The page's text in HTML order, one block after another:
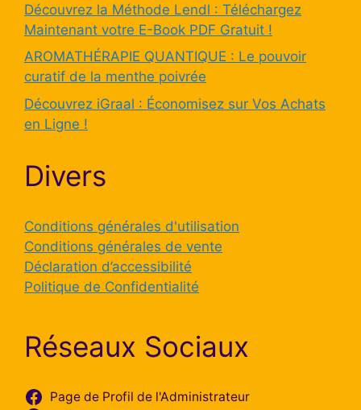
Découvrez la Méthode Lendl : Téléchargez
Maintenant votre E-Book PDF Gratuit !
AROMATHÉRAPIE QUANTIQUE : Le pouvoir
curatif de la menthe poivrée
Découvrez iGraal : Économisez sur Vos Achats
en Ligne !
Divers
Conditions générales d'utilisation
Conditions générales de vente
Déclaration d’accessibilité
Politique de Confidentialité
Réseaux Sociaux
Page de Profil de l'Administrateur